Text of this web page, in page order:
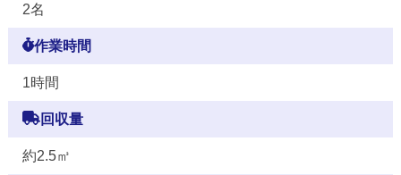
2名
作業時間
1時間
回収量
約2.5㎥